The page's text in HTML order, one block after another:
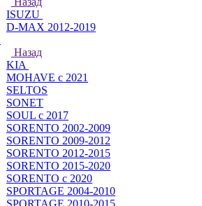
ISUZU
D-MAX 2012-2019
Назад
KIA
MOHAVE с 2021
SELTOS
SONET
SOUL с 2017
SORENTO 2002-2009
SORENTO 2009-2012
SORENTO 2012-2015
SORENTO 2015-2020
SORENTO с 2020
SPORTAGE 2004-2010
SPORTAGE 2010-2015